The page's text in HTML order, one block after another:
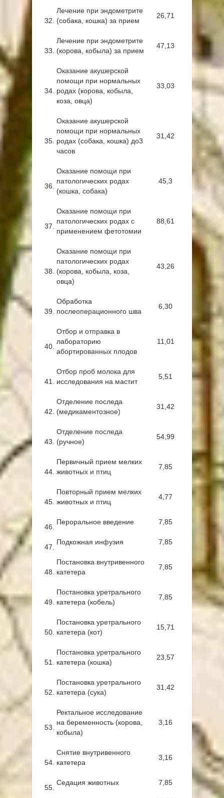
32.
Лечение при эндометрите
(собака, кошка) за прием
26,71
33.
Лечение при эндометрите
(корова, кобыла) за прием
47,13
34.
Оказание акушерской
помощи при нормальных
родах (корова, кобыла,
коза, овца)
33,03
35.
Оказание акушерской
помощи при нормальных
родах (собака, кошка) до3
часов
31,42
36.
Оказание помощи при
патологических родах
(кошка, собака)
45,3
37.
Оказание помощи при
патологических родах с
применением фетотомии
88,61
38.
Оказание помощи при
патологических родах
(корова, кобыла, коза,
овца)
43,26
39.
Обработка
послеоперационного шва
6,30
40.
Отбор и отправка в
лабораторию
абортированных плодов
11,01
41.
Отбор проб молока для
исследования на мастит
5,51
42.
Отделение последа
(медикаментозное)
31,42
43.
Отделение последа
(ручное)
54,99
44.
Первичный прием мелких
животных и птиц
7,85
45.
Повторный прием мелких
животных и птиц
4,77
46.
Пероральное введение 7,85
47.
Подкожная инфузия 7,85
48.
Постановка внутривенного
катетера
7,85
49.
Постановка уретрального
катетера (кобель)
7,85
50.
Постановка уретрального
катетера (кот)
15,71
51.
Постановка уретрального
катетера (кошка)
23,57
52.
Постановка уретрального
катетера (сука)
31,42
53.
Ректальное исследование
на беременность (корова,
кобыла)
3,16
54.
Снятие внутривенного
катетера
3,16
55.
Седация животных 7,85